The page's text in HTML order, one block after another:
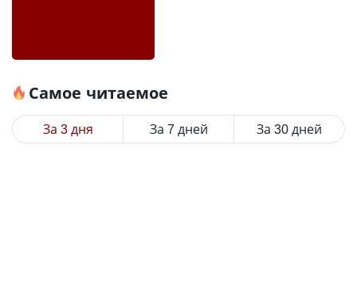
Самое читаемое
За 3 дня За 7 дней За 30 дней